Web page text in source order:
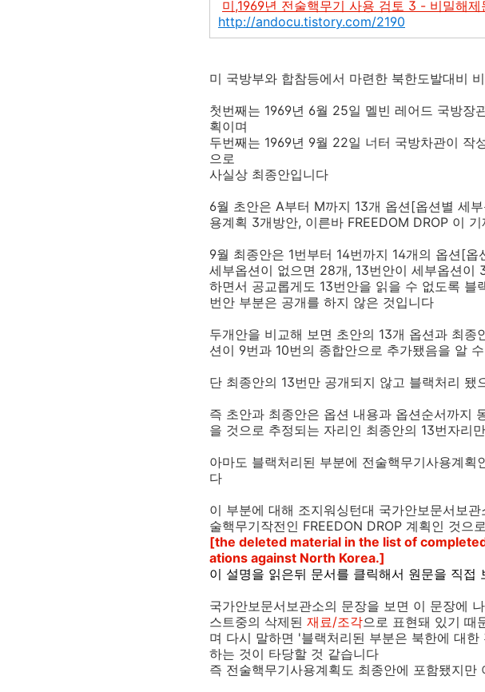
미,1969년 전술핵무기 사용 검토 3 - 비밀해
http://andocu.tistory.com/2190
미 국방부와 합참등에서 마련한 북한도발대비
첫번째는 1969년 6월 25일 멜빈 레어드 국방장
획이며
두번째는 1969년 9월 22일 너터 국방차관이 작
으로
사실상 최종안입니다
6월 초안은 A부터 M까지 13개 옵션[옵션별 세
용계획 3개방안, 이른바 FREEDOM DROP 이
9월 최종안은 1번부터 14번까지 14개의 옵션[
세부옵션이 없으면 28개, 13번안이 세부옵션
하면서 공교롭게도 13번안을 읽을 수 없도록
번안 부분은 공개를 하지 않은 것입니다
두개안을 비교해 보면 초안의 13개 옵션과 최
션이 9번과 10번의 종합안으로 추가됐음을 알
단 최종안의 13번만 공개되지 않고 블랙처리
즉 초안과 최종안은 옵션 내용과 옵션순서까지
을 것으로 추정되는 자리인 최종안의 13번자리
아마도 블랙처리된 부분에 전술핵무기사용계획
다
이 부분에 대해 조지워싱턴대 국가안보문서보
술핵무기작전인 FREEDON DROP 계획인 것으
[the deleted material in the list of
ations against North Korea.]
이 설명을 읽은뒤 문서를 클릭해서 원문을 직
국가안보문서보관소의 문장을 보면 이 문장에
스트중의 삭제된 재료/조각으로 표현돼 있기 때
며 다시 말하면 '블랙처리된 부분은 북한에 대
하는 것이 타당할 것 같습니다
즉 전술핵무기사용계획도 최종안에 포함됐지